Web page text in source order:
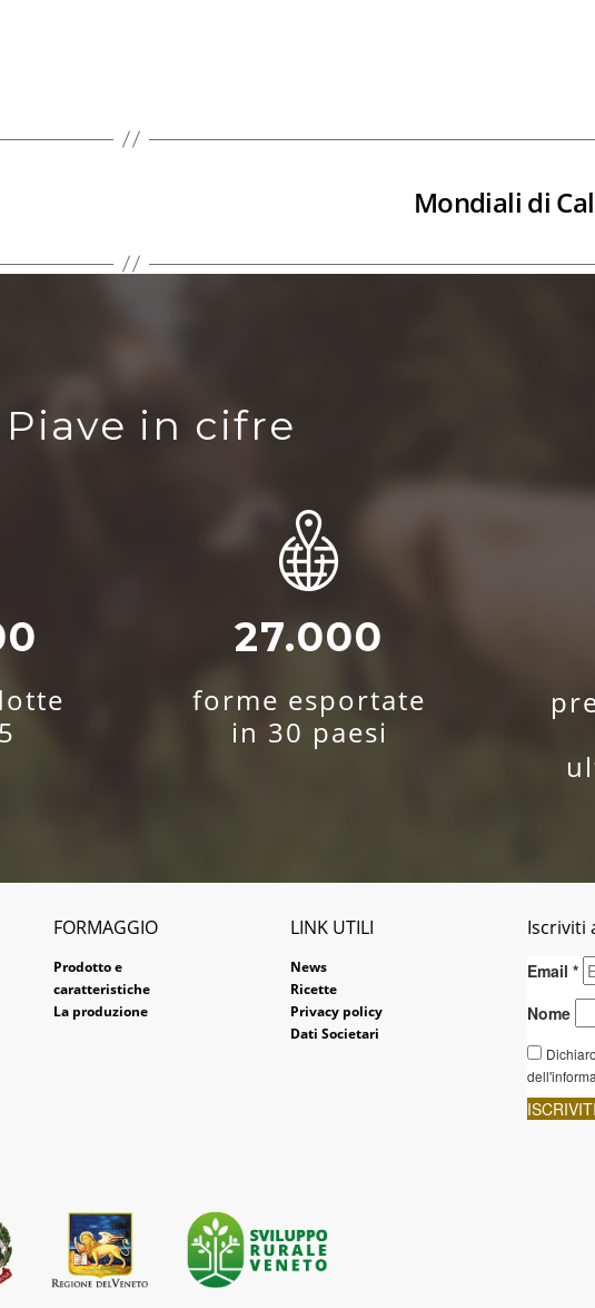
Mondiali di
in cifre
27.000
forme esportate
in 30 paesi
FORMAGGIO
Prodotto e
caratteristiche
La produzione
LINK UTILI
News
Ricette
Privacy policy
Dati Societari
Iscriviti